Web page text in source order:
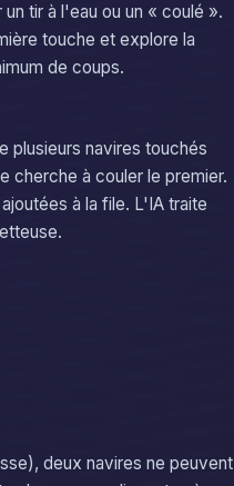
tir à l'eau ou un « coulé ».
touche et explore la
de coups.
plusieurs navires touchés
cherche à couler le premier.
à la file. L'IA traite
deux navires ne peuvent